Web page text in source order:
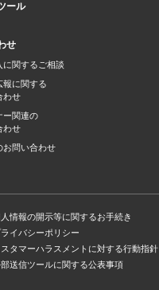
ール
せ
に関するご相談
報に関する
わせ
ー関連の
わせ
お問い合わせ
情報の開示等に関するお手続き
ライバシーポリシー
スタマーハラスメントに対する行動指針
送信ツールに関する公表事項